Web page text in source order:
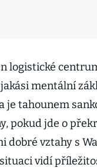
logistické
mentální
je tahounem
pokud jde o
dobré vztahy s
vidí